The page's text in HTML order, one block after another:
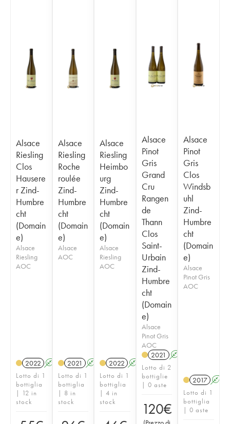
Alsace
Riesling
Clos
Hausere
r Zind-
Humbre
cht
(Domain
e)
Alsace
Riesling
AOC
2022 A
Lotto di 1
bottiglia
| 12 in
stock
Alsace
Riesling
Roche
roulée
Zind-
Humbre
cht
(Domain
e)
Alsace
AOC
2021 A
Lotto di 1
bottiglia
| 8 in
stock
Alsace
Riesling
Heimbo
urg
Zind-
Humbre
cht
(Domain
e)
Alsace
Riesling
AOC
2022 A
Lotto di 1
bottiglia
| 4 in
stock
Alsace
Pinot
Gris
Grand
Cru
Rangen
de
Thann
Clos
Saint-
Urbain
Zind-
Humbre
cht
(Domain
e)
Alsace
Pinot Gris
AOC
2021 A
Lotto di 2
bottiglie
| 0 aste
120€
Alsace
Pinot
Gris
Clos
Windsb
uhl
Zind-
Humbre
cht
(Domain
e)
Alsace
Pinot Gris
AOC
2017 A
Lotto di 1
bottiglia
| 0 aste